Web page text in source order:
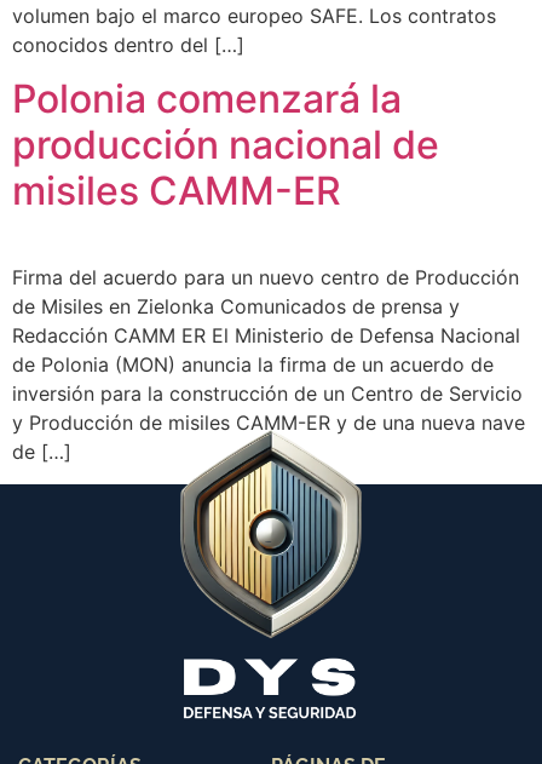
volumen bajo el marco europeo SAFE. Los contratos
conocidos dentro del […]
Polonia comenzará la
producción nacional de
misiles CAMM-ER
Firma del acuerdo para un nuevo centro de Producción
de Misiles en Zielonka Comunicados de prensa y
Redacción CAMM ER El Ministerio de Defensa Nacional
de Polonia (MON) anuncia la firma de un acuerdo de
inversión para la construcción de un Centro de Servicio
y Producción de misiles CAMM-ER y de una nueva nave
de […]